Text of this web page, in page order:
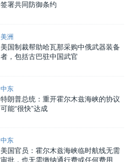
签署共同防御条约
美洲
美国制裁帮助哈瓦那采购中俄武器装备
者，包括古巴驻中国武官
中东
特朗普总统：重开霍尔木兹海峡的协议
可能“很快”达成
中东
美国官员：霍尔木兹海峡临时航线无需
审批，也无需缴纳通行费或任何费用